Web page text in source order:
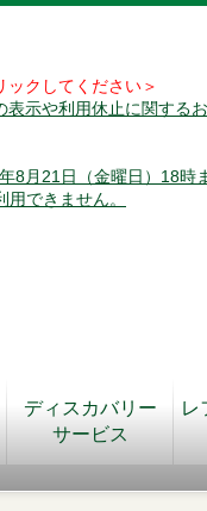
クしてください＞
表示や利用休止に関する
8月21日（金曜日）18時
できません。
ディスカバリー
サービス
レ